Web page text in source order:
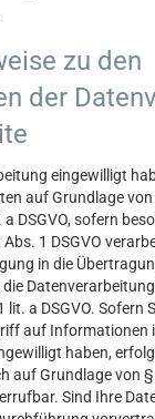
zu den
der
eingewilligt
auf Grundlage
DSGVO, sofern
1 DSGVO
in die
a DSGVO. Sofern
auf Informationen
haben,
auf Grundlage von §
Sind Ihre